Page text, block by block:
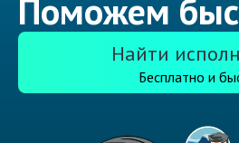
Поможем
Найти
Бесплатно и